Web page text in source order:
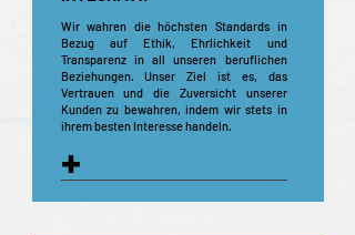
Wir wahren die höchsten Standards in
Bezug auf Ethik, Ehrlichkeit und
Transparenz in all unseren beruflichen
Beziehungen. Unser Ziel ist es, das
Vertrauen und die Zuversicht unserer
Kunden zu bewahren, indem wir stets in
ihrem besten Interesse handeln.
+